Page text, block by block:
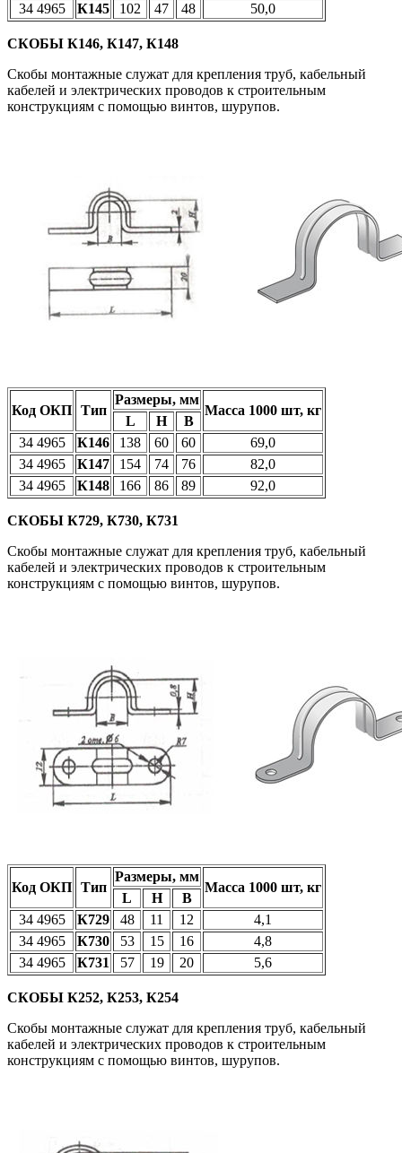
34 4965
К145 102 47 48 50,0
СКОБЫ К146, К147, К148
Скобы монтажные служат для крепления труб, кабельный
кабелей и электрических проводов к строительным
конструкциям с помощью винтов, шурупов.
Код ОКП Тип
Размеры, мм
Масса 1000 шт, кг
L H
B
34 4965
К146 138 60 60
69,0
34 4965
К147 154 74 76
82,0
34 4965
К148 166 86 89 92,0
СКОБЫ К729, К730, К731
Скобы монтажные служат для крепления труб, кабельный
кабелей и электрических проводов к строительным
конструкциям с помощью винтов, шурупов.
Код ОКП Тип
Размеры, мм
Масса 1000 шт, кг
L H
B
34 4965
К729 48 11 12
4,1
34 4965
К730 53 15 16
4,8
34 4965
К731 57 19 20 5,6
СКОБЫ К252, К253, К254
Скобы монтажные служат для крепления труб, кабельный
кабелей и электрических проводов к строительным
конструкциям с помощью винтов, шурупов.